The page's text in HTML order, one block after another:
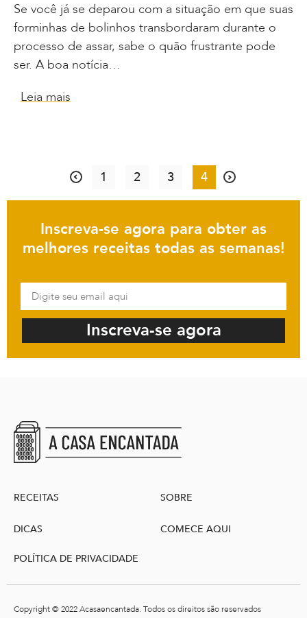
Se você já se deparou com a situação em que suas
forminhas de bolinhos transbordaram durante o
processo de assar, sabe o quão frustrante pode
ser. A boa notícia…
Leia mais
1 2 3 4
Inscreva-se agora para obter as
melhores receitas todas as semanas!
Inscreva-se agora
RECEITAS
DICAS
SOBRE
COMECE AQUI
POLÍTICA DE PRIVACIDADE
Copyright © 2022 Acasaencantada. Todos os direitos são reservados